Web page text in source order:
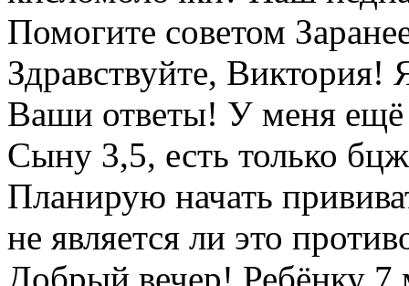
Помогите советом
Здравствуйте, Виктория!
Ваши ответы! У меня ещё
Сыну 3,5, есть только
Планирую начать
не является ли это